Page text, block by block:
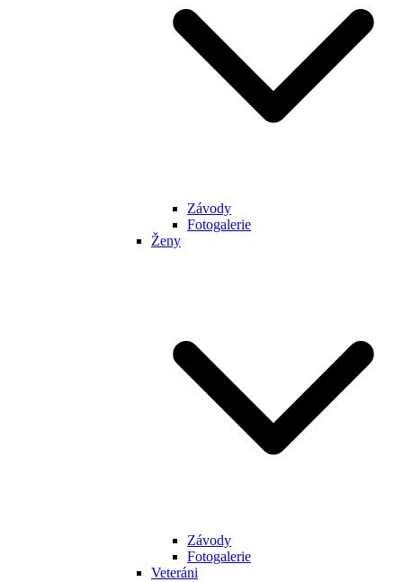
Závody
Fotogalerie
Ženy
Závody
Fotogalerie
Veteráni